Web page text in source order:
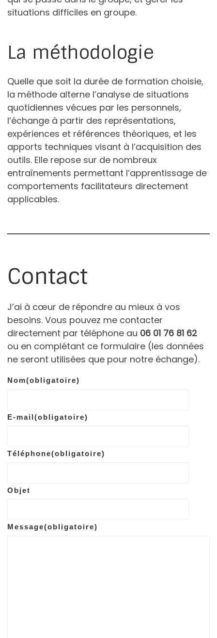
situations difficiles en groupe.
La méthodologie
Quelle que soit la durée de formation choisie,
la méthode alterne l’analyse de situations
quotidiennes vécues par les personnels,
l’échange à partir des représentations,
expériences et références théoriques, et les
apports techniques visant à l’acquisition des
outils. Elle repose sur de nombreux
entraînements permettant l’apprentissage de
comportements facilitateurs directement
applicables.
Contact
J’ai à cœur de répondre au mieux à vos
besoins. Vous pouvez me contacter
directement par téléphone au 06 01 76 81 62
ou en complétant ce formulaire (les données
ne seront utilisées que pour notre échange).
Nom(obligatoire)
E-mail(obligatoire)
Téléphone(obligatoire)
Objet
Message(obligatoire)